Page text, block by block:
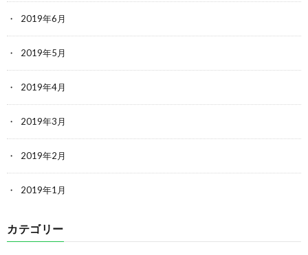
2019年6月
2019年5月
2019年4月
2019年3月
2019年2月
2019年1月
カテゴリー